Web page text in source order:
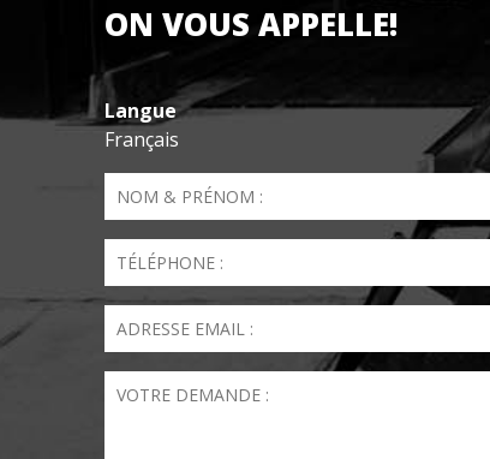
ON VOUS APPELLE!
Langue
Français
Nom & Prénom *
Téléphone*
Email*
Votre demande*